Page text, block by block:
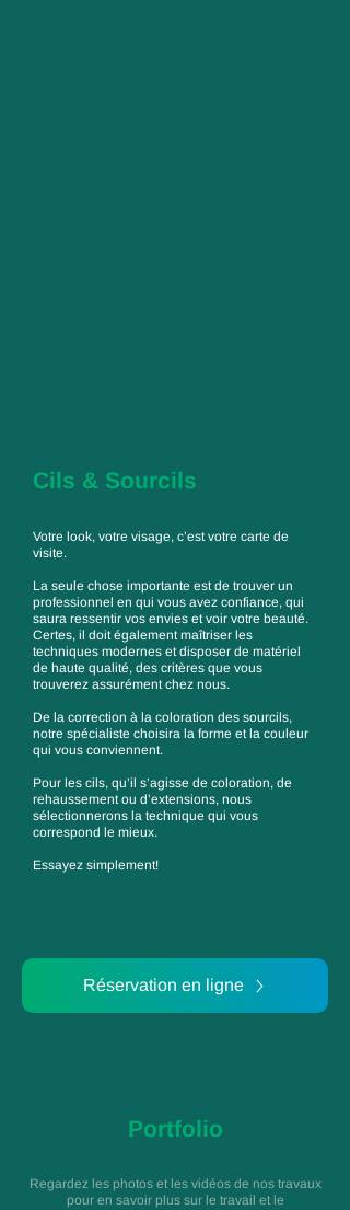
Cils & Sourcils
Votre look, votre visage, c’est votre carte de
visite.
La seule chose importante est de trouver un
professionnel en qui vous avez confiance, qui
saura ressentir vos envies et voir votre beauté.
Certes, il doit également maîtriser les
techniques modernes et disposer de matériel
de haute qualité, des critères que vous
trouverez assurément chez nous.
De la correction à la coloration des sourcils,
notre spécialiste choisira la forme et la couleur
qui vous conviennent.
Pour les cils, qu’il s’agisse de coloration, de
rehaussement ou d’extensions, nous
sélectionnerons la technique qui vous
correspond le mieux.
Essayez simplement!
Réservation en ligne
Portfolio
Regardez les photos et les vidéos de nos travaux
pour en savoir plus sur le travail et le